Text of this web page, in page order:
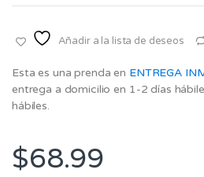
Añadir a la lista de deseos
Esta es una prenda en ENTREGA
entrega a domicilio en 1-2 días
hábiles.
$68.99